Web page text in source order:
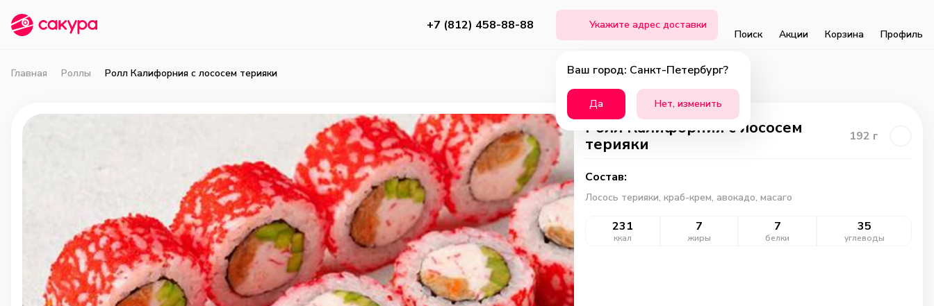
+7 (812) 458-88-88 Укажите адрес доставки
Ваш город: Санкт-Петербург?
Да Нет, изменить
Поиск Акции Корзина Профиль
Главная Роллы Ролл Калифорния с лососем терияки
Ролл Калифорния с лососем
терияки
192 г
Состав:
Лосось терияки, краб-крем, авокадо, масаго
231
ккал
7
жиры
7
белки
35
углеводы